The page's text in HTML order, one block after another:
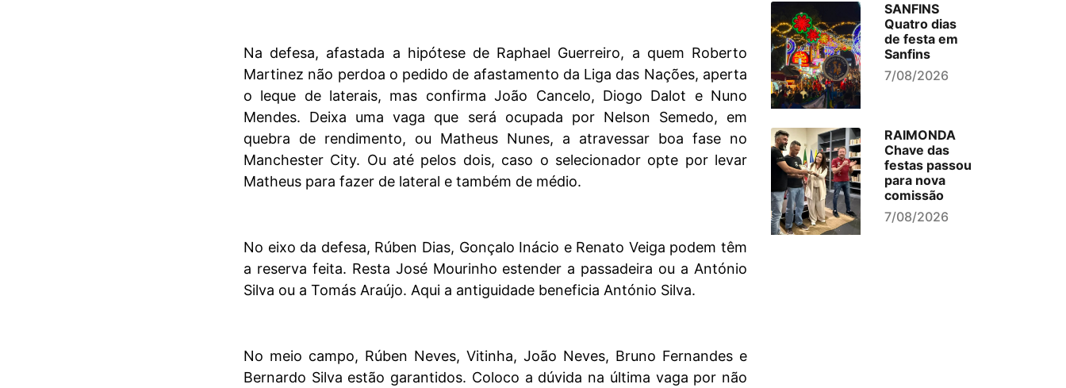
Na defesa, afastada a hipótese de Raphael Guerreiro, a quem Roberto
Martinez não perdoa o pedido de afastamento da Liga das Nações, aperta
o leque de laterais, mas confirma João Cancelo, Diogo Dalot e Nuno
Mendes. Deixa uma vaga que será ocupada por Nelson Semedo, em
quebra de rendimento, ou Matheus Nunes, a atravessar boa fase no
Manchester City. Ou até pelos dois, caso o selecionador opte por levar
Matheus para fazer de lateral e também de médio.
No eixo da defesa, Rúben Dias, Gonçalo Inácio e Renato Veiga podem têm
a reserva feita. Resta José Mourinho estender a passadeira ou a António
Silva ou a Tomás Araújo. Aqui a antiguidade beneficia António Silva.
No meio campo, Rúben Neves, Vitinha, João Neves, Bruno Fernandes e
Bernardo Silva estão garantidos. Coloco a dúvida na última vaga por não
SANFINS
Quatro dias
de festa em
Sanfins
7/08/2026
RAIMONDA
Chave das
festas passou
para nova
comissão
7/08/2026